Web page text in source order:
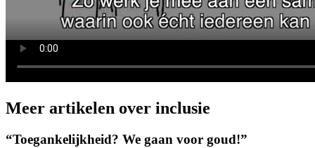
Meer artikelen over inclusie
“Toegankelijkheid? We gaan voor goud!”